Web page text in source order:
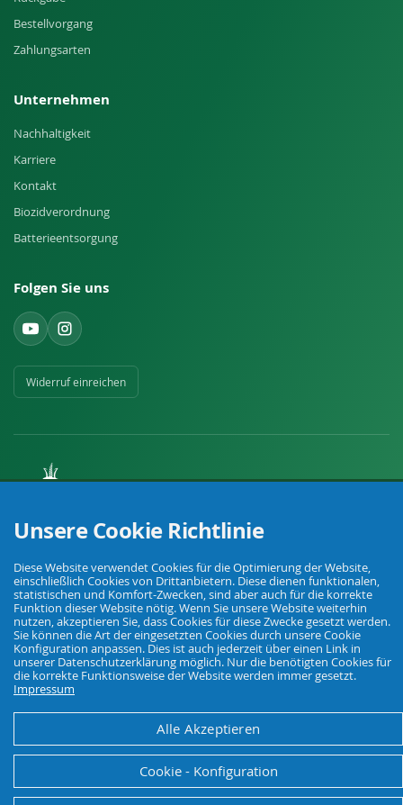
Bestellvorgang
Zahlungsarten
Unternehmen
Nachhaltigkeit
Karriere
Kontakt
Biozidverordnung
Batterieentsorgung
Folgen Sie uns
Widerruf einreichen
© Agrarking. Alle Rechte vorbehalten.
AGBDatenschutzWiderrufsbelehrungImpressum
Unsere Cookie Richtlinie
Diese Website verwendet Cookies für die Optimierung der Website,
einschließlich Cookies von Drittanbietern. Diese dienen funktionalen,
statistischen und Komfort-Zwecken, sind aber auch für die korrekte
Funktion dieser Website nötig. Wenn Sie unsere Website weiterhin
nutzen, akzeptieren Sie, dass Cookies für diese Zwecke gesetzt werden.
Sie können die Art der eingesetzten Cookies durch unsere Cookie
Konfiguration anpassen. Dies ist auch jederzeit über einen Link in
unserer Datenschutzerklärung möglich. Nur die benötigten Cookies für
die korrekte Funktionsweise der Website werden immer gesetzt.
Impressum
Alle Akzeptieren
Cookie - Konfiguration